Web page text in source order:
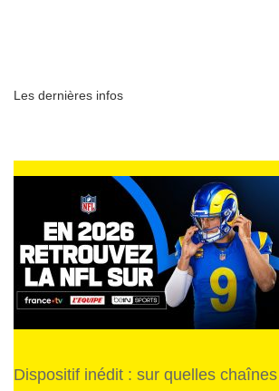
Les dernières infos
Dispositif inédit : sur quelles